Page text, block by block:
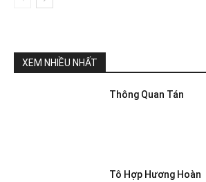
XEM NHIỀU NHẤT
Thông Quan Tán
Tô Hợp Hương Hoàn